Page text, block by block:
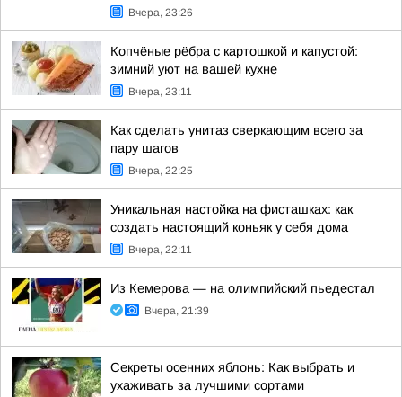
Вчера, 23:26
Копчёные рёбра с картошкой и капустой:
зимний уют на вашей кухне
Вчера, 23:11
Как сделать унитаз сверкающим всего за
пару шагов
Вчера, 22:25
Уникальная настойка на фисташках: как
создать настоящий коньяк у себя дома
Вчера, 22:11
Из Кемерова — на олимпийский пьедестал
Вчера, 21:39
Секреты осенних яблонь: Как выбрать и
ухаживать за лучшими сортами